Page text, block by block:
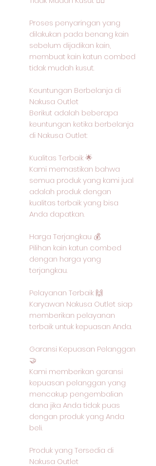
Proses penyaringan yang
dilakukan pada benang kain
sebelum dijadikan kain,
membuat kain katun combed
tidak mudah kusut.
Keuntungan Berbelanja di
Nakusa Outlet
Berikut adalah beberapa
keuntungan ketika berbelanja
di Nakusa Outlet:
Kualitas Terbaik 🌟
Kami memastikan bahwa
semua produk yang kami jual
adalah produk dengan
kualitas terbaik yang bisa
Anda dapatkan.
Harga Terjangkau 💰
Pilihan kain katun combed
dengan harga yang
terjangkau.
Pelayanan Terbaik 🙌
Karyawan Nakusa Outlet siap
memberikan pelayanan
terbaik untuk kepuasan Anda.
Garansi Kepuasan Pelanggan
🤝
Kami memberikan garansi
kepuasan pelanggan yang
mencakup pengembalian
dana jika Anda tidak puas
dengan produk yang Anda
beli.
Produk yang Tersedia di
Nakusa Outlet